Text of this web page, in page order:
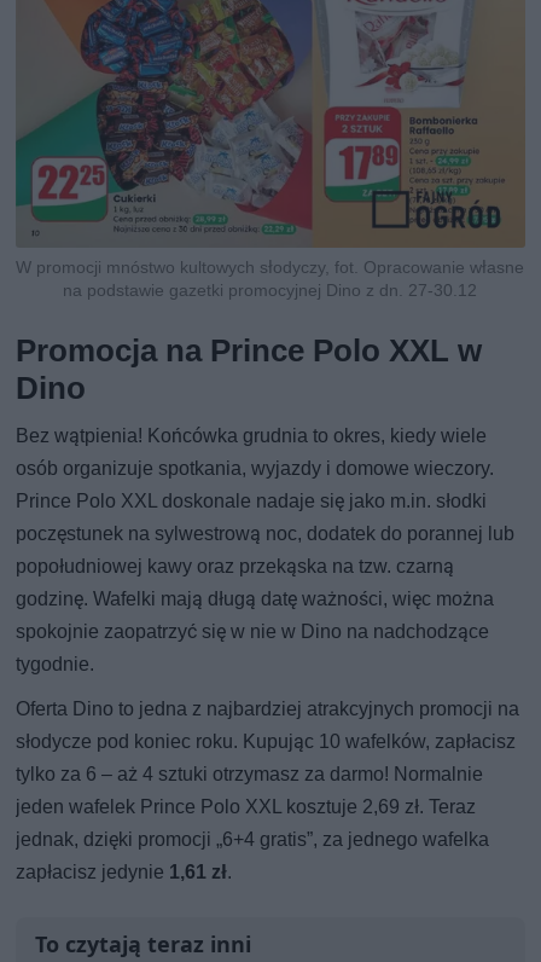
W promocji mnóstwo kultowych słodyczy, fot. Opracowanie własne
na podstawie gazetki promocyjnej Dino z dn. 27-30.12
Promocja na Prince Polo XXL w
Dino
Bez wątpienia! Końcówka grudnia to okres, kiedy wiele
osób organizuje spotkania, wyjazdy i domowe wieczory.
Prince Polo XXL doskonale nadaje się jako m.in. słodki
poczęstunek na sylwestrową noc, dodatek do porannej lub
popołudniowej kawy oraz przekąska na tzw. czarną
godzinę. Wafelki mają długą datę ważności, więc można
spokojnie zaopatrzyć się w nie w Dino na nadchodzące
tygodnie.
Oferta Dino to jedna z najbardziej atrakcyjnych promocji na
słodycze pod koniec roku. Kupując 10 wafelków, zapłacisz
tylko za 6 – aż 4 sztuki otrzymasz za darmo! Normalnie
jeden wafelek Prince Polo XXL kosztuje 2,69 zł. Teraz
jednak, dzięki promocji „6+4 gratis”, za jednego wafelka
zapłacisz jedynie 1,61 zł.
To czytają teraz inni